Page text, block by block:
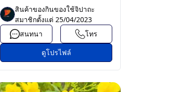
สินค้าของกินของใช้จิปาถะ
สมาชิกตั้งแต่ 25/04/2023
สนทนา
โทร
ดูโปรไฟล์